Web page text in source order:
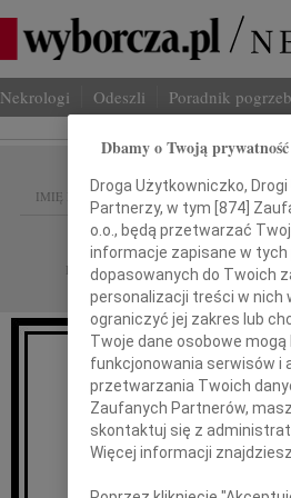
Nekrologi Odeszli Poradnik
IMIĘ I NAZWISKO:
REGION: Opole
DATA EMISJI: 24.04.2020
Dbamy o Twoją prywatność
Droga Użytkowniczko,
Partnerzy, w tym [874]
o.o., będą przetwarzać
informacje zapisane w
dopasowanych do Twoich
personalizacji treści w nich
ograniczyć jej zakres lub
Twoje dane osobowe
funkcjonowania serwisów i
przetwarzania Twoich
Zaufanych Partnerów,
skontaktuj się z
Więcej informacji